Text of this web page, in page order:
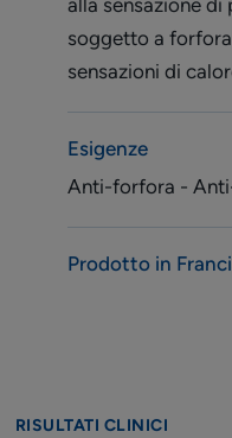
alla sensazione
soggetto a
sensazioni di
Esigenze
Anti-forfora -
Prodotto in
RISULTATI CLINICI